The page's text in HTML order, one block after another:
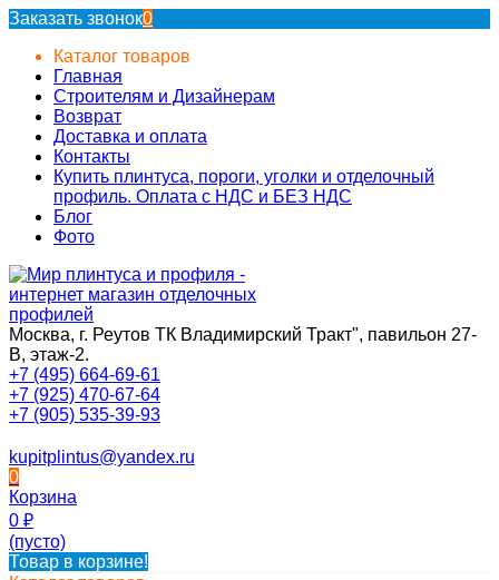
Заказать звонок0
Каталог товаров
Главная
Строителям и Дизайнерам
Возврат
Доставка и оплата
Контакты
Купить плинтуса, пороги, уголки и отделочный
профиль. Оплата с НДС и БЕЗ НДС
Блог
Фото
Москва, г. Реутов ТК Владимирский Тракт", павильон 27-
В, этаж-2.
+7 (495) 664-69-61
+7 (925) 470-67-64
+7 (905) 535-39-93
kupitplintus@yandex.ru
0
Корзина
0 ₽
(пусто)
Товар в корзине!